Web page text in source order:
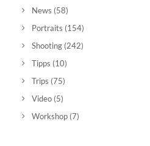
News (58)
Portraits (154)
Shooting (242)
Tipps (10)
Trips (75)
Video (5)
Workshop (7)